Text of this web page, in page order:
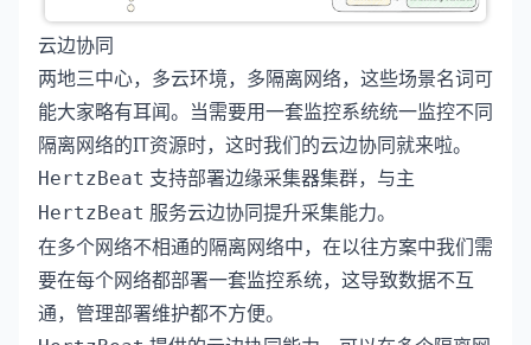
云边协同
两地三中心，多云环境，多隔离网络，这些场景名词可
能大家略有耳闻。当需要用一套监控系统统一监控不同
隔离网络的IT资源时，这时我们的云边协同就来啦。
HertzBeat 支持部署边缘采集器集群，与主
HertzBeat 服务云边协同提升采集能力。
在多个网络不相通的隔离网络中，在以往方案中我们需
要在每个网络都部署一套监控系统，这导致数据不互
通，管理部署维护都不方便。